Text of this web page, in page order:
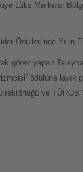
Lüks Markalar
Ödülleri'nde Yılın
görev yapan
ödülüne layık
ve